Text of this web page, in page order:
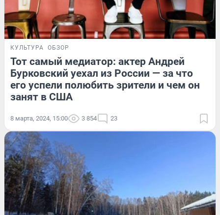
КУЛЬТУРА ОБЗОР
Тот самый медиатор: актер Андрей
Бурковский уехал из России — за что
его успели полюбить зрители и чем он
занят в США
8 марта, 2024, 15:00 3 854 23